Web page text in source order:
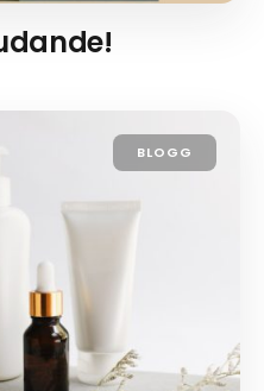
BLOGG